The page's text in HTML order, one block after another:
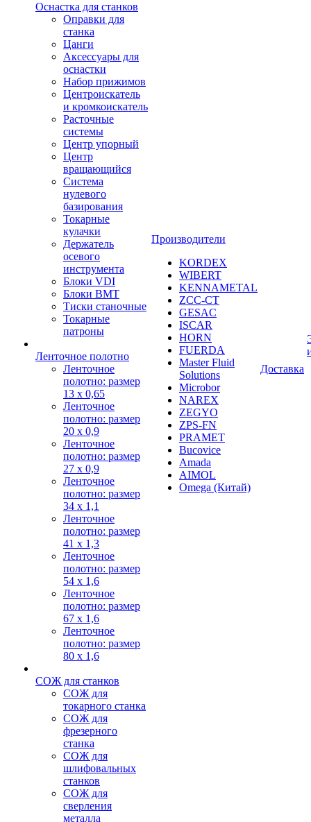
Оснастка для станков
Оправки для
станка
Цанги
Аксессуары для
оснастки
Набор прижимов
Центроискатель
и кромкоискатель
Расточные
системы
Центр упорный
Центр
вращающийся
Система
нулевого
базирования
Токарные
кулачки
Держатель
осевого
инструмента
Блоки VDI
Блоки BMT
Тиски станочные
Токарные
патроны
Ленточное полотно
Ленточное
полотно: размер
13 х 0,65
Ленточное
полотно: размер
20 х 0,9
Ленточное
полотно: размер
27 х 0,9
Ленточное
полотно: размер
34 х 1,1
Ленточное
полотно: размер
41 х 1,3
Ленточное
полотно: размер
54 х 1,6
Ленточное
полотно: размер
67 х 1,6
Ленточное
полотно: размер
80 х 1,6
СОЖ для станков
СОЖ для
токарного станка
СОЖ для
фрезерного
станка
СОЖ для
шлифовальных
станков
СОЖ для
сверления
металла
Производители
KORDEX
WIBERT
KENNAMETAL
ZCC-CT
GESAC
ISCAR
HORN
FUERDA
Master Fluid
Solutions
Microbor
NAREX
ZEGYO
ZPS-FN
PRAMET
Bucovice
Amada
AIMOL
Omega (Китай)
Доставка